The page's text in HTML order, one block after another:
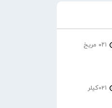
۰۲۱ مریخ
021کیلر